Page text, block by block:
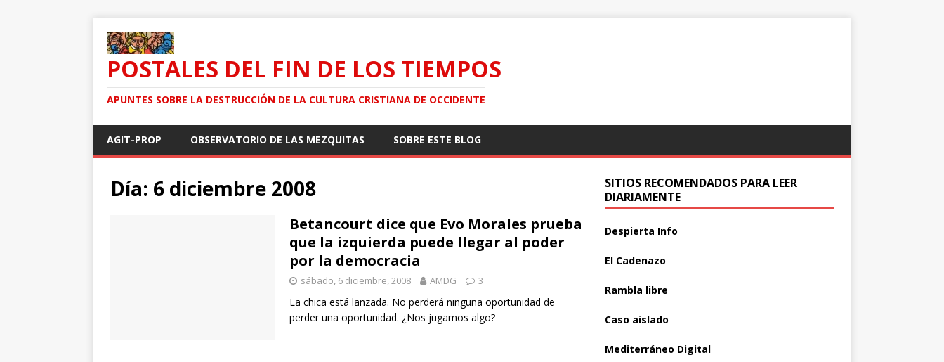
POSTALES DEL FIN DE LOS TIEMPOS
APUNTES SOBRE LA DESTRUCCIÓN DE LA CULTURA CRISTIANA DE OCCIDENTE
AGIT-PROP OBSERVATORIO DE LAS MEZQUITAS SOBRE ESTE BLOG
Día: 6 diciembre 2008
Betancourt dice que Evo Morales prueba
que la izquierda puede llegar al poder
por la democracia
sábado, 6 diciembre, 2008 AMDG 3
La chica está lanzada. No perderá ninguna oportunidad de
perder una oportunidad. ¿Nos jugamos algo?
SITIOS RECOMENDADOS PARA LEER
DIARIAMENTE
Despierta Info
El Cadenazo
Rambla libre
Caso aislado
Mediterráneo Digital